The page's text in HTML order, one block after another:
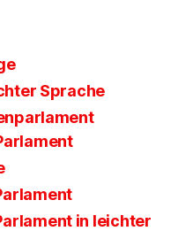
Sprache
in leichter